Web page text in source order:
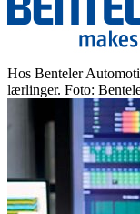
Hos Benteler
lærlinger. Foto: